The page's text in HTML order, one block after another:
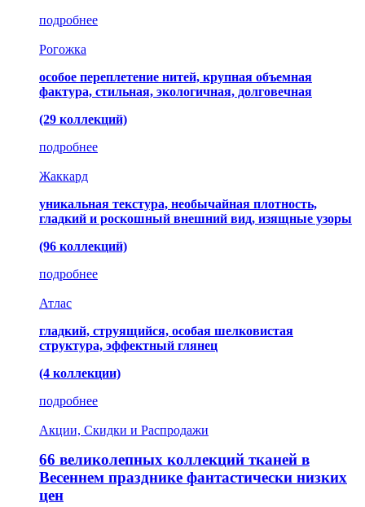
подробнее
Рогожка
особое переплетение нитей, крупная объемная
фактура, стильная, экологичная, долговечная
(29 коллекций)
подробнее
Жаккард
уникальная текстура, необычайная плотность,
гладкий и роскошный внешний вид, изящные узоры
(96 коллекций)
подробнее
Атлас
гладкий, струящийся, особая шелковистая
структура, эффектный глянец
(4 коллекции)
подробнее
Акции, Скидки и Распродажи
66 великолепных коллекций тканей в
Весеннем празднике фантастически низких
цен